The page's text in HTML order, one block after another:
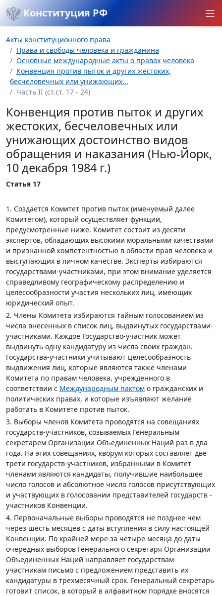
Конституция РФ
Акты конституционного права
Права и свободы человека и гражданина
Основные международные акты о правах человека
Конвенция против пыток и других жестоких,
бесчеловечных или унижающих...
Часть II (ст.ст. 17 - 24)
Конвенция против пыток и других
жестоких, бесчеловечных или
унижающих достоинство видов
обращения и наказания (Нью-Йорк,
10 декабря 1984 г.)
Статья 17
1. Создается Комитет против пыток (именуемый далее
Комитетом), который осуществляет функции,
предусмотренные ниже. Комитет состоит из десяти
экспертов, обладающих высокими моральными качествами
и признанной компетентностью в области прав человека и
выступающих в личном качестве. Эксперты избираются
государствами-участниками, при этом внимание уделяется
справедливому географическому распределению и
целесообразности участия нескольких лиц, имеющих
юридический опыт.
2. Члены Комитета избираются тайным голосованием из
числа внесенных в список лиц, выдвинутых государствами-
участниками. Каждое Государство-участник может
выдвинуть одну кандидатуру из числа своих граждан.
Государства-участники учитывают целесообразность
выдвижения лиц, которые являются также членами
Комитета по правам человека, учрежденного в
соответствии с Международным пактом о гражданских и
политических правах, и которые изъявляют желание
работать в Комитете против пыток.
3. Выборы членов Комитета проводятся на совещаниях
государств-участников, созываемых Генеральным
секретарем Организации Объединенных Наций раз в два
года. На этих совещаниях, кворум которых составляет две
трети государств-участников, избранными в Комитет
членами являются кандидаты, получившие наибольшее
число голосов и абсолютное число голосов присутствующих
и участвующих в голосовании представителей государств -
участников Конвенции.
4. Первоначальные выборы проводятся не позднее чем
через шесть месяцев с даты вступления в силу настоящей
Конвенции. По крайней мере за четыре месяца до даты
очередных выборов Генерального секретаря Организации
Объединенных Наций направляет государствам-
участникам письмо с предложением представить их
кандидатуры в трехмесячный срок. Генеральный секретарь
готовит список, в который в алфавитном порядке вносятся